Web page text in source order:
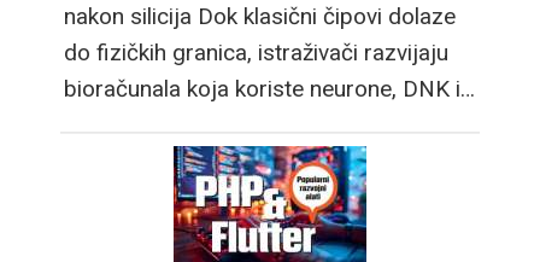
nakon silicija Dok klasični čipovi dolaze
do fizičkih granica, istraživači razvijaju
bioračunala koja koriste neurone, DNK i…